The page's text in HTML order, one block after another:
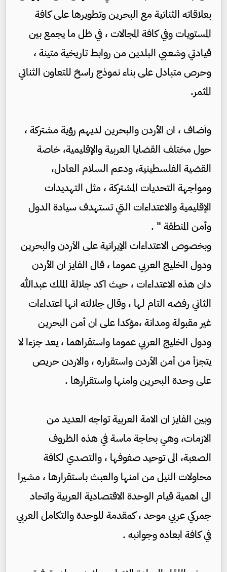
بعلاقاته الثنائية مع البحرين وتطويرها على كافة
المستويات وفي كافة المجالات ، في ظل ما يجمع بين
قيادتي وشعبي البلدين من روابط تاريخية متينة ،
وحرص متبادل على بناء نموذج راسخ للتعاون الثنائي
المثمر.
وأضاف ، ان الأردن والبحرين لديهم رؤية مشتركة ،
حول مختلف القضايا العربية والإقليمية، خاصة
القضية الفلسطينية، ودعم السلام العادل،
ومواجهة التحديات المشتركة ، مثل التهديدات
الإقليمية والاعتداءات التي تستهدف سيادة الدول
وأمن المنطقة " .
وبخصوص الاعتداءات الإيرانية على الأردن والبحرين
ودول الخليج العربي عموما ، قال الفايز ان الأردن
دان هذه الاعتداءات ، حيث اكد جلالة الملك عبدالله
الثاني رفضه التام لها ، وقال جلالته انها اعتداءات
غير مقبولة ومدانة ،مؤكدا على ان أمن البحرين
ودول الخليج العربي عموما واستقراهما ، يعد جزءا لا
يتجزأ من أمن الأردن واستقراره ، والاردن حريص
على وحدة البحرين وامنها واستقرارها .
وبين الفايز ان الامة العربية تواجه العديد من
الازمات، وهي بحاجة ماسة في هذه الظروف
الصعبة، الى توحيد صفوفها ، والتصدي لكافة
محاولات النيل من امنها والعبث باستقرارها ، مشيرا
الى اهمية قيام الوحدة الاقتصادية العربية واتحاد
جمركي عربي موحد ، كمقدمة للوحدة والتكامل العربي
في كافة ابعاده وجوانبه .